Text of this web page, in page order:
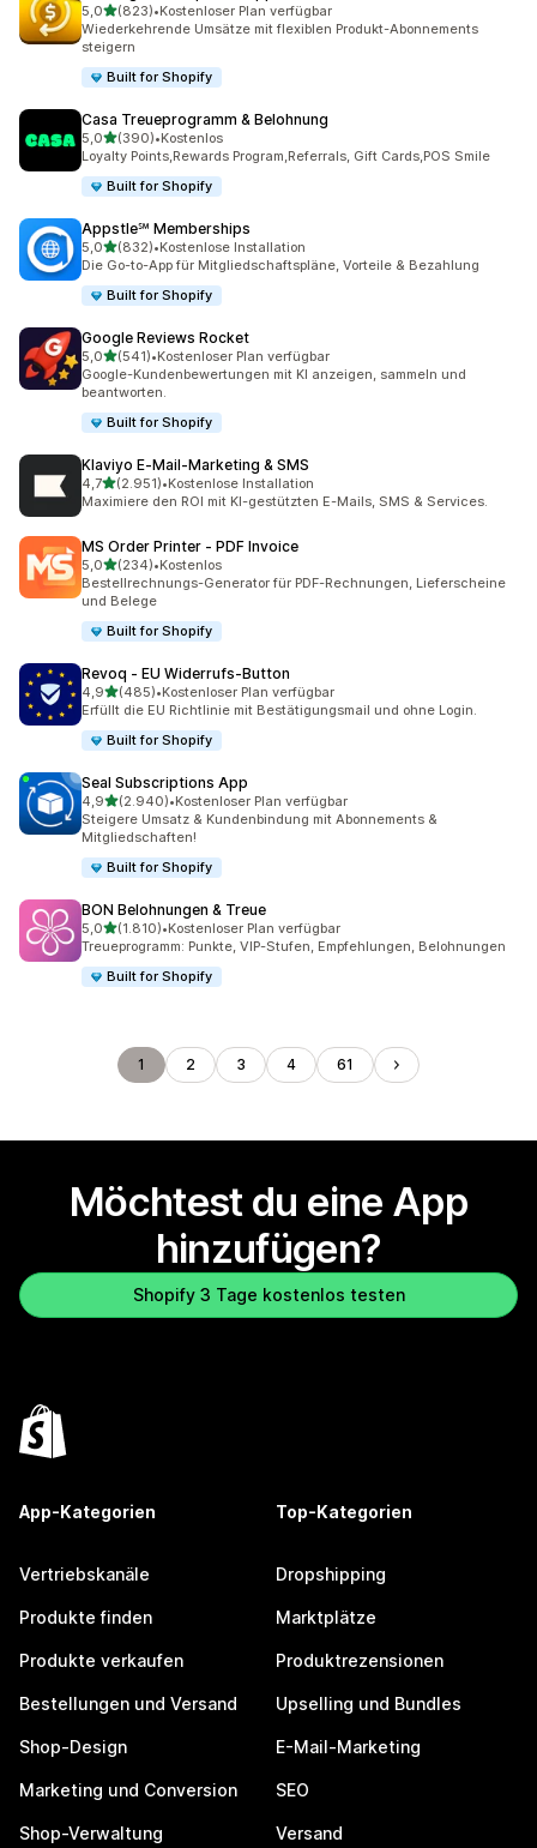
5,0von 5 Sternen
(823)
823 Rezensionen insgesamt
•Kostenloser Plan verfügbar
Wiederkehrende Umsätze mit flexiblen Produkt-Abonnements
steigern
Built for Shopify
Casa Treueprogramm & Belohnung
5,0von 5 Sternen
(390)
390 Rezensionen insgesamt
•Kostenlos
Loyalty Points,Rewards Program,Referrals, Gift Cards,POS Smile
Built for Shopify
Appstle℠ Memberships
5,0von 5 Sternen
(832)
832 Rezensionen insgesamt
•Kostenlose Installation
Die Go-to-App für Mitgliedschaftspläne, Vorteile & Bezahlung
Built for Shopify
Google Reviews Rocket
5,0von 5 Sternen
(541)
541 Rezensionen insgesamt
•Kostenloser Plan verfügbar
Google-Kundenbewertungen mit KI anzeigen, sammeln und
beantworten.
Built for Shopify
Klaviyo E‑Mail‑Marketing & SMS
4,7von 5 Sternen
(2.951)
2951 Rezensionen insgesamt
•Kostenlose Installation
Maximiere den ROI mit KI-gestützten E-Mails, SMS & Services.
MS Order Printer ‑ PDF Invoice
5,0von 5 Sternen
(234)
234 Rezensionen insgesamt
•Kostenlos
Bestellrechnungs-Generator für PDF-Rechnungen, Lieferscheine
und Belege
Built for Shopify
Revoq ‑ EU Widerrufs‑Button
4,9von 5 Sternen
(485)
485 Rezensionen insgesamt
•Kostenloser Plan verfügbar
Erfüllt die EU Richtlinie mit Bestätigungsmail und ohne Login.
Built for Shopify
Seal Subscriptions App
4,9von 5 Sternen
(2.940)
2940 Rezensionen insgesamt
•Kostenloser Plan verfügbar
Steigere Umsatz & Kundenbindung mit Abonnements &
Mitgliedschaften!
Built for Shopify
BON Belohnungen & Treue
5,0von 5 Sternen
(1.810)
1810 Rezensionen insgesamt
•Kostenloser Plan verfügbar
Treueprogramm: Punkte, VIP-Stufen, Empfehlungen, Belohnungen
Built for Shopify
1 2 3 4 61
Möchtest du eine App
hinzufügen?
Shopify 3 Tage kostenlos testen
App-Kategorien
Vertriebskanäle
Produkte finden
Produkte verkaufen
Bestellungen und Versand
Shop-Design
Marketing und Conversion
Shop-Verwaltung
Top-Kategorien
Dropshipping
Marktplätze
Produktrezensionen
Upselling und Bundles
E-Mail-Marketing
SEO
Versand